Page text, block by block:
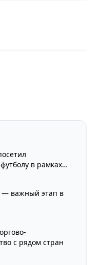
в рамках
— важный этап в
с рядом стран